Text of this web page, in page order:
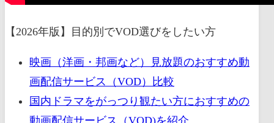
【2026年版】目的別でVOD選びをしたい方
映画（洋画・邦画など）見放題のおすすめ動
画配信サービス（VOD）比較
国内ドラマをがっつり観たい方におすすめの
動画配信サービス（VOD)を紹介